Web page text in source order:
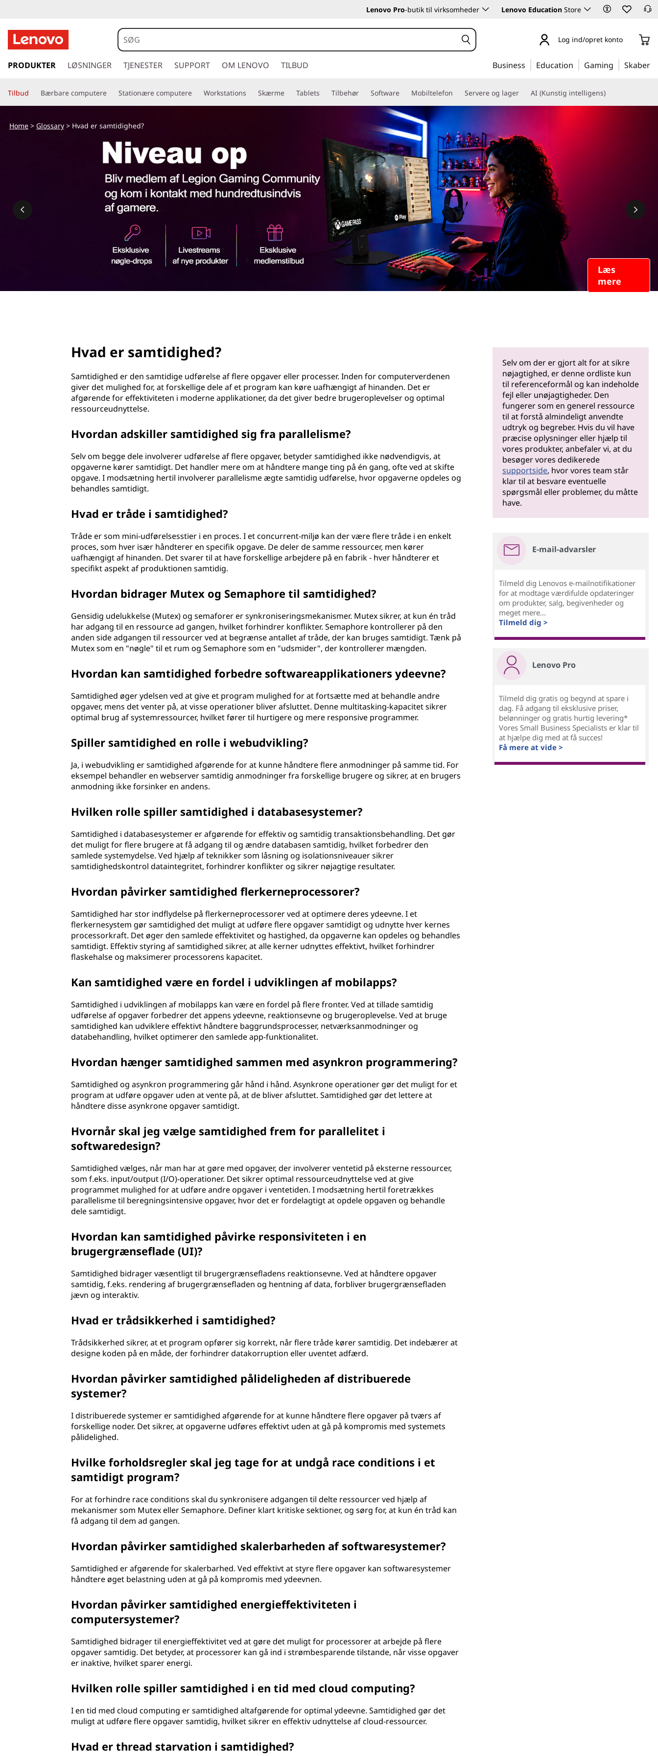
v
a
d
e
Lenovo Pro-butik til virksomheder Lenovo Education Store
p
n
g
i
Log ind/opret konto
PRODUKTER LØSNINGER TJENESTER SUPPORT OM LENOVO TILBUD Business Education Gaming Skaber
Tilbud Bærbare computere Stationære computere Workstations Skærme Tablets Tilbehør Software Mobiltelefon Servere og lager AI (Kunstig intelligens)
Læs
mere
Home> Glossary> Hvad er samtidighed?
Hvad er samtidighed?
Samtidighed er den samtidige udførelse af flere opgaver eller processer. Inden for computerverdenen
giver det mulighed for, at forskellige dele af et program kan køre uafhængigt af hinanden. Det er
afgørende for effektiviteten i moderne applikationer, da det giver bedre brugeroplevelser og optimal
ressourceudnyttelse.
Hvordan adskiller samtidighed sig fra parallelisme?
Selv om begge dele involverer udførelse af flere opgaver, betyder samtidighed ikke nødvendigvis, at
opgaverne kører samtidigt. Det handler mere om at håndtere mange ting på én gang, ofte ved at skifte
opgave. I modsætning hertil involverer parallelisme ægte samtidig udførelse, hvor opgaverne opdeles og
behandles samtidigt.
Hvad er tråde i samtidighed?
Tråde er som mini-udførelsesstier i en proces. I et concurrent-miljø kan der være flere tråde i en enkelt
proces, som hver især håndterer en specifik opgave. De deler de samme ressourcer, men kører
uafhængigt af hinanden. Det svarer til at have forskellige arbejdere på en fabrik - hver håndterer et
specifikt aspekt af produktionen samtidig.
Hvordan bidrager Mutex og Semaphore til samtidighed?
Gensidig udelukkelse (Mutex) og semaforer er synkroniseringsmekanismer. Mutex sikrer, at kun én tråd
har adgang til en ressource ad gangen, hvilket forhindrer konflikter. Semaphore kontrollerer på den
anden side adgangen til ressourcer ved at begrænse antallet af tråde, der kan bruges samtidigt. Tænk på
Mutex som en "nøgle" til et rum og Semaphore som en "udsmider", der kontrollerer mængden.
Hvordan kan samtidighed forbedre softwareapplikationers ydeevne?
Samtidighed øger ydelsen ved at give et program mulighed for at fortsætte med at behandle andre
opgaver, mens det venter på, at visse operationer bliver afsluttet. Denne multitasking-kapacitet sikrer
optimal brug af systemressourcer, hvilket fører til hurtigere og mere responsive programmer.
Spiller samtidighed en rolle i webudvikling?
Ja, i webudvikling er samtidighed afgørende for at kunne håndtere flere anmodninger på samme tid. For
eksempel behandler en webserver samtidig anmodninger fra forskellige brugere og sikrer, at en brugers
anmodning ikke forsinker en andens.
Hvilken rolle spiller samtidighed i databasesystemer?
Samtidighed i databasesystemer er afgørende for effektiv og samtidig transaktionsbehandling. Det gør
det muligt for flere brugere at få adgang til og ændre databasen samtidig, hvilket forbedrer den
samlede systemydelse. Ved hjælp af teknikker som låsning og isolationsniveauer sikrer
samtidighedskontrol dataintegritet, forhindrer konflikter og sikrer nøjagtige resultater.
Hvordan påvirker samtidighed flerkerneprocessorer?
Samtidighed har stor indflydelse på flerkerneprocessorer ved at optimere deres ydeevne. I et
flerkernesystem gør samtidighed det muligt at udføre flere opgaver samtidigt og udnytte hver kernes
processorkraft. Det øger den samlede effektivitet og hastighed, da opgaverne kan opdeles og behandles
samtidigt. Effektiv styring af samtidighed sikrer, at alle kerner udnyttes effektivt, hvilket forhindrer
flaskehalse og maksimerer processorens kapacitet.
Kan samtidighed være en fordel i udviklingen af mobilapps?
Samtidighed i udviklingen af mobilapps kan være en fordel på flere fronter. Ved at tillade samtidig
udførelse af opgaver forbedrer det appens ydeevne, reaktionsevne og brugeroplevelse. Ved at bruge
samtidighed kan udviklere effektivt håndtere baggrundsprocesser, netværksanmodninger og
databehandling, hvilket optimerer den samlede app-funktionalitet.
Hvordan hænger samtidighed sammen med asynkron programmering?
Samtidighed og asynkron programmering går hånd i hånd. Asynkrone operationer gør det muligt for et
program at udføre opgaver uden at vente på, at de bliver afsluttet. Samtidighed gør det lettere at
håndtere disse asynkrone opgaver samtidigt.
Hvornår skal jeg vælge samtidighed frem for parallelitet i
softwaredesign?
Samtidighed vælges, når man har at gøre med opgaver, der involverer ventetid på eksterne ressourcer,
som f.eks. input/output (I/O)-operationer. Det sikrer optimal ressourceudnyttelse ved at give
programmet mulighed for at udføre andre opgaver i ventetiden. I modsætning hertil foretrækkes
parallelisme til beregningsintensive opgaver, hvor det er fordelagtigt at opdele opgaven og behandle
dele samtidigt.
Hvordan kan samtidighed påvirke responsiviteten i en
brugergrænseflade (UI)?
Samtidighed bidrager væsentligt til brugergrænsefladens reaktionsevne. Ved at håndtere opgaver
samtidig, f.eks. rendering af brugergrænsefladen og hentning af data, forbliver brugergrænsefladen
jævn og interaktiv.
Hvad er trådsikkerhed i samtidighed?
Trådsikkerhed sikrer, at et program opfører sig korrekt, når flere tråde kører samtidig. Det indebærer at
designe koden på en måde, der forhindrer datakorruption eller uventet adfærd.
Hvordan påvirker samtidighed pålideligheden af distribuerede
systemer?
I distribuerede systemer er samtidighed afgørende for at kunne håndtere flere opgaver på tværs af
forskellige noder. Det sikrer, at opgaverne udføres effektivt uden at gå på kompromis med systemets
pålidelighed.
Hvilke forholdsregler skal jeg tage for at undgå race conditions i et
samtidigt program?
For at forhindre race conditions skal du synkronisere adgangen til delte ressourcer ved hjælp af
mekanismer som Mutex eller Semaphore. Definer klart kritiske sektioner, og sørg for, at kun én tråd kan
få adgang til dem ad gangen.
Hvordan påvirker samtidighed skalerbarheden af softwaresystemer?
Samtidighed er afgørende for skalerbarhed. Ved effektivt at styre flere opgaver kan softwaresystemer
håndtere øget belastning uden at gå på kompromis med ydeevnen.
Hvordan påvirker samtidighed energieffektiviteten i
computersystemer?
Samtidighed bidrager til energieffektivitet ved at gøre det muligt for processorer at arbejde på flere
opgaver samtidig. Det betyder, at processorer kan gå ind i strømbesparende tilstande, når visse opgaver
er inaktive, hvilket sparer energi.
Hvilken rolle spiller samtidighed i en tid med cloud computing?
I en tid med cloud computing er samtidighed altafgørende for optimal ydeevne. Samtidighed gør det
muligt at udføre flere opgaver samtidig, hvilket sikrer en effektiv udnyttelse af cloud-ressourcer.
Hvad er thread starvation i samtidighed?
Selv om der er gjort alt for at sikre
nøjagtighed, er denne ordliste kun
til referenceformål og kan indeholde
fejl eller unøjagtigheder. Den
fungerer som en generel ressource
til at forstå almindeligt anvendte
udtryk og begreber. Hvis du vil have
præcise oplysninger eller hjælp til
vores produkter, anbefaler vi, at du
besøger vores dedikerede
supportside, hvor vores team står
klar til at besvare eventuelle
spørgsmål eller problemer, du måtte
have.
E-mail-advarsler
Tilmeld dig Lenovos e-mailnotifikationer
for at modtage værdifulde opdateringer
om produkter, salg, begivenheder og
meget mere...
Tilmeld dig >
Lenovo Pro
Tilmeld dig gratis og begynd at spare i
dag. Få adgang til eksklusive priser,
belønninger og gratis hurtig levering*
Vores Small Business Specialists er klar til
at hjælpe dig med at få succes!
Få mere at vide >